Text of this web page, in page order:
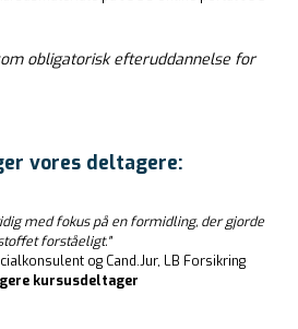
obligatorisk efteruddannelse for
vores deltagere:
med fokus på en formidling, der gjorde
forståeligt."
og Cand.Jur, LB Forsikring
kursusdeltager